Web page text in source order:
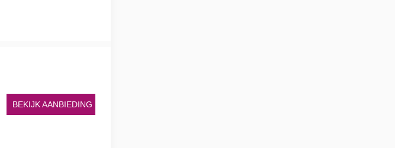
BEKIJK AANBIEDING